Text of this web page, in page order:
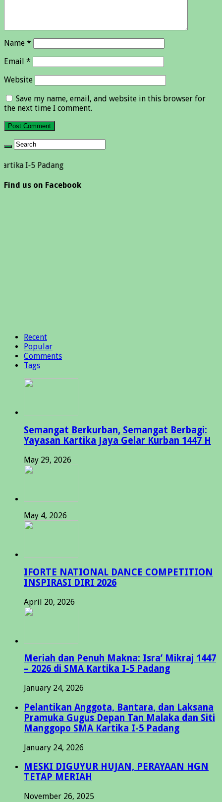
Name *
Email *
Website
Save my name, email, and website in this browser for
the next time I comment.
Padang
Find us on Facebook
Recent
Popular
Comments
Tags
Semangat Berkurban, Semangat Berbagi:
Yayasan Kartika Jaya Gelar Kurban 1447 H
May 29, 2026
May 4, 2026
IFORTE NATIONAL DANCE COMPETITION
INSPIRASI DIRI 2026
April 20, 2026
Meriah dan Penuh Makna: Isra’ Mikraj 1447
– 2026 di SMA Kartika I-5 Padang
January 24, 2026
Pelantikan Anggota, Bantara, dan Laksana
Pramuka Gugus Depan Tan Malaka dan Siti
Manggopo SMA Kartika I-5 Padang
January 24, 2026
MESKI DIGUYUR HUJAN, PERAYAAN HGN
TETAP MERIAH
November 26, 2025